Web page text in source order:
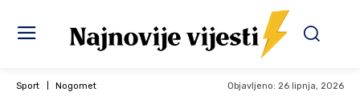
Sport Nogomet Objavljeno: 26 lipnja, 2026